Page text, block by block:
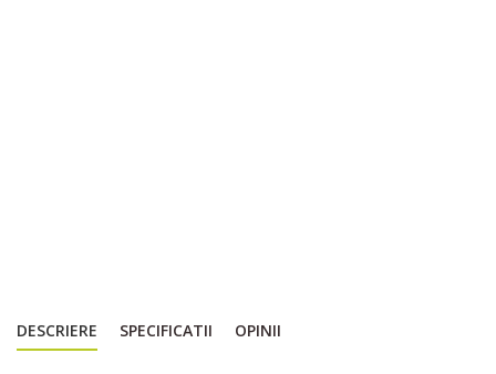
DESCRIERE SPECIFICATII OPINII